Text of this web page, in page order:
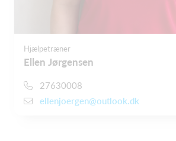
Hjælpetræner
Ellen Jørgensen
27630008
ellenjoergen@outlook.dk